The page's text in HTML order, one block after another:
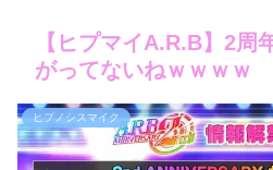
【ヒプマイA.R.B】2周
がってないねｗｗｗｗ
ヒプノシスマイク